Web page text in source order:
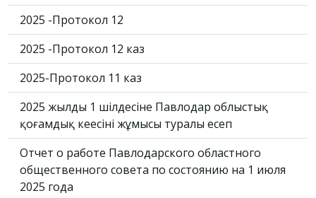
2025 -Протокол 12
2025 -Протокол 12 каз
2025-Протокол 11 каз
2025 жылдың 1 шілдесіне Павлодар облыстық
қоғамдық кеңесінің жұмысы туралы есеп
Отчет о работе Павлодарского областного
общественного совета по состоянию на 1 июля
2025 года